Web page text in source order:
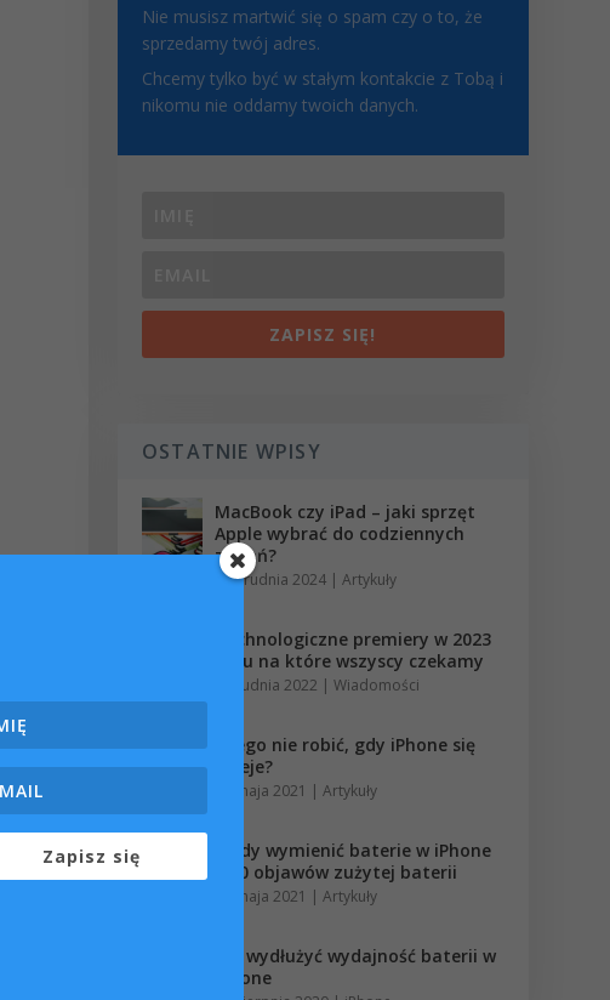
Nie musisz martwić się o spam czy o to, że
sprzedamy twój adres.
Chcemy tylko być w stałym kontakcie z Tobą i
nikomu nie oddamy twoich danych.
ZAPISZ SIĘ!
OSTATNIE WPISY
MacBook czy iPad – jaki sprzęt
Apple wybrać do codziennych
zadań?
18 grudnia 2024 | Artykuły
Technologiczne premiery w 2023
roku na które wszyscy czekamy
7 grudnia 2022 | Wiadomości
Czego nie robić, gdy iPhone się
zaleje?
31 maja 2021 | Artykuły
Kiedy wymienić baterie w iPhone
– 10 objawów zużytej baterii
12 maja 2021 | Artykuły
Jak wydłużyć wydajność baterii w
iPhone
Zapisz się